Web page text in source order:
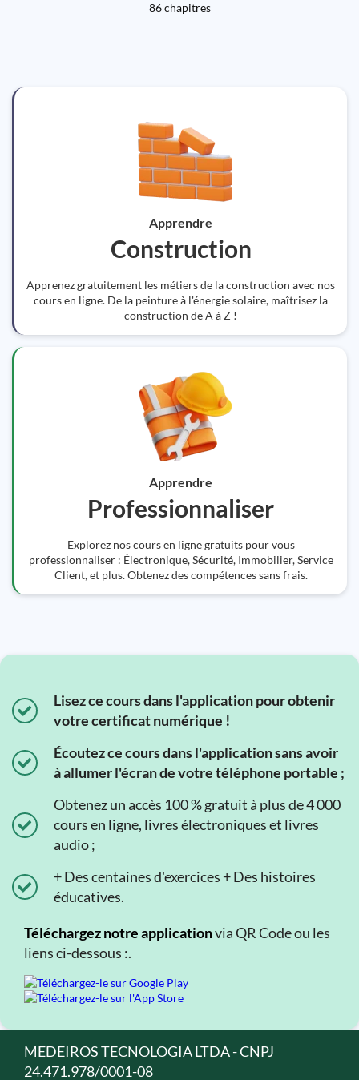
86 chapitres
Apprendre
Construction
Apprenez gratuitement les métiers de la construction avec nos
cours en ligne. De la peinture à l'énergie solaire, maîtrisez la
construction de A à Z !
Apprendre
Professionnaliser
Explorez nos cours en ligne gratuits pour vous
professionnaliser : Électronique, Sécurité, Immobilier, Service
Client, et plus. Obtenez des compétences sans frais.
Lisez ce cours dans l'application pour obtenir
votre certificat numérique !
Écoutez ce cours dans l'application sans avoir
à allumer l'écran de votre téléphone portable ;
Obtenez un accès 100 % gratuit à plus de 4 000
cours en ligne, livres électroniques et livres
audio ;
+ Des centaines d'exercices + Des histoires
éducatives.
Téléchargez notre applicationvia QR Code ou les
liens ci-dessous :.
MEDEIROS TECNOLOGIA LTDA - CNPJ
24.471.978/0001-08